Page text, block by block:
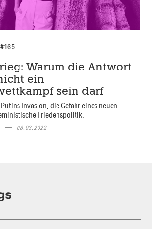
#165
Warum die Antwort
ein
sein darf
Invasion, die Gefahr eines neuen
Friedenspolitik.
08.03.2022